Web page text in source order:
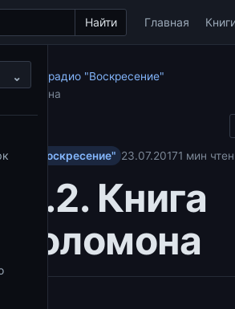
Найти Главная
⌄
на радио "Воскресение"
Соломона
"Воскресение" 23.07.20171 мин
Книга
Соломона